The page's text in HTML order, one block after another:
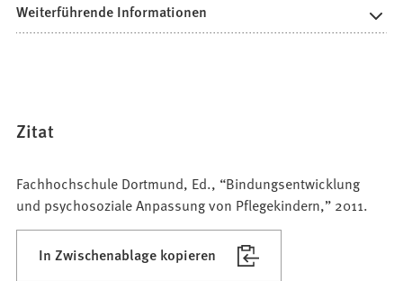
Weiterführende Informationen
Zitat
Fachhochschule Dortmund, Ed., “Bindungsentwicklung
und psychosoziale Anpassung von Pflegekindern,” 2011.
In Zwischenablage kopieren